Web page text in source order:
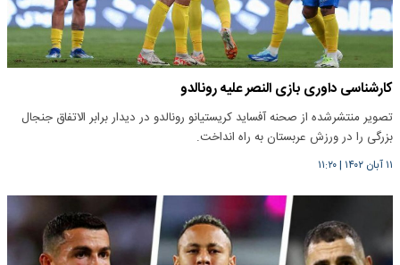
کارشناسی داوری بازی النصر علیه رونالدو
تصویر منتشرشده از صحنه آفساید کریستیانو رونالدو در دیدار برابر الاتفاق جنجال
بزرگی را در ورزش عربستان به راه انداخت.
۱۱ آبان ۱۴۰۲ |۱۱:۲۰